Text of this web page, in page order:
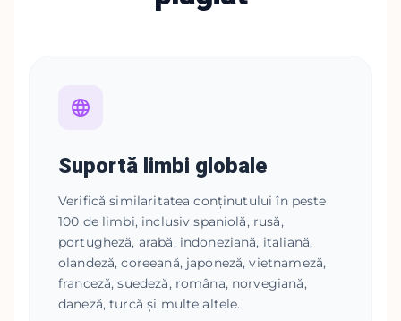
Suportă limbi globale
Verifică similaritatea conținutului în peste
100 de limbi, inclusiv spaniolă, rusă,
portugheză, arabă, indoneziană, italiană,
olandeză, coreeană, japoneză, vietnameză,
franceză, suedeză, româna, norvegiană,
daneză, turcă și multe altele.